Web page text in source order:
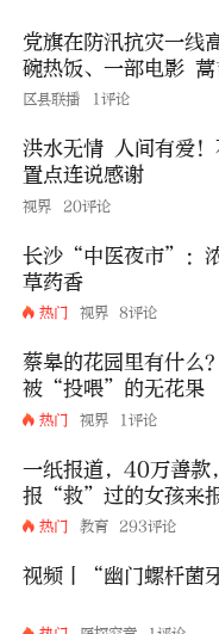
党旗在防汛抗灾一线
碗热饭、一部电影
情守护暖民心
区县联播 1评论
洪水无情 人间有爱
置点连说感谢
视界 20评论
长沙“中医夜市”：
草药香
热门 视界 8评论
蔡皋的花园里有什么
被“投喂”的无花果
热门 视界 1评论
一纸报道，40万善款
报“救”过的女孩来
热门 教育 293评论
视频丨“幽门螺杆菌